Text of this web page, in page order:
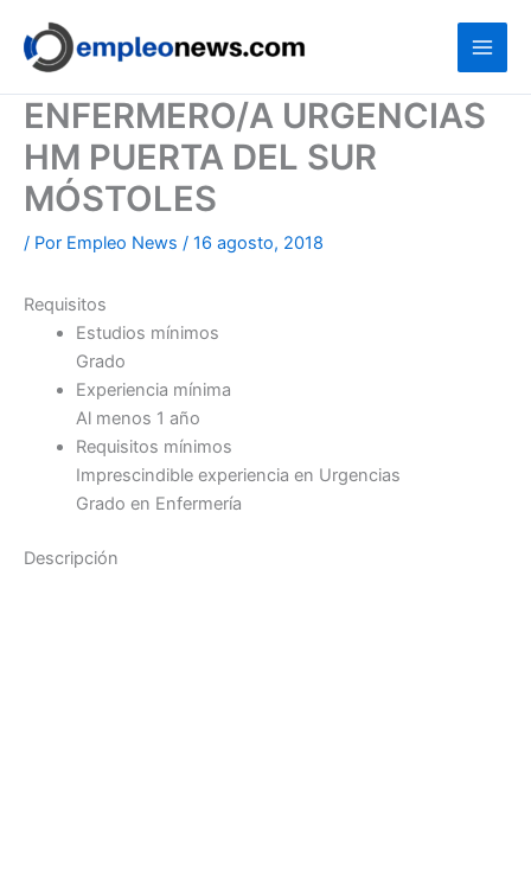
contenido
ENFERMERO/A URGENCIAS
HM PUERTA DEL SUR
MÓSTOLES
/ Por Empleo News / 16 agosto, 2018
Requisitos
Estudios mínimos
Grado
Experiencia mínima
Al menos 1 año
Requisitos mínimos
Imprescindible experiencia en Urgencias
Grado en Enfermería
Descripción